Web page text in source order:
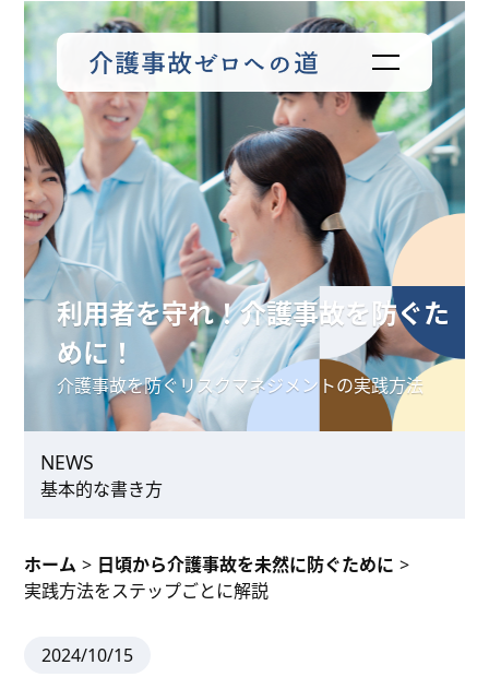
利用者を守れ！介護事故を防ぐた
めに！
介護事故を防ぐリスクマネジメントの実践方法
NEWS
基本的な書き方
ホーム > 日頃から介護事故を未然に防ぐために >
実践方法をステップごとに解説
2024/10/15